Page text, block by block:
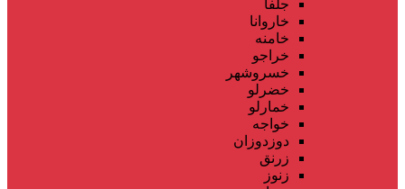
جلفا
خاروانا
خامنه
خراجو
خسروشهر
خضرلو
خمارلو
خواجه
دوزدوزان
زرنق
زنوز